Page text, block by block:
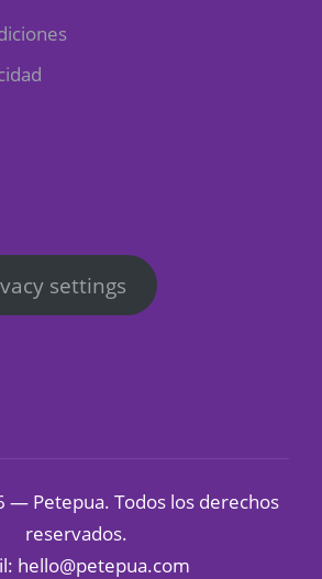
settings
— Petepua. Todos los derechos
reservados.
hello@petepua.com